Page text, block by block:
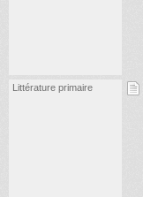
Littérature primaire